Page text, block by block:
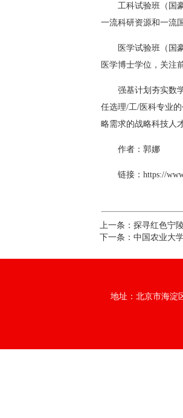
工科试验班（国
一流科研资源和一流
医学试验班（国
医学博士学位，关注
强基计划夯实数
任选理/工/医科专业
略需求的战略科技人
作者：郭娜
链接： https://
上一条： 探寻红色宁
下一条： 中国农业大
地址：北京市海淀